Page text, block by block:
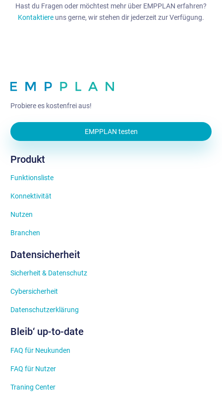
Hast du Fragen oder möchtest mehr über EMPPLAN erfahren?
Kontaktiere uns gerne, wir stehen dir jederzeit zur Verfügung.
Probiere es kostenfrei aus!
EMPPLAN testen
Produkt
Funktionsliste
Konnektivität
Nutzen
Branchen
Datensicherheit
Sicherheit & Datenschutz
Cybersicherheit
Datenschutzerklärung
Bleib‘ up-to-date
FAQ für Neukunden
FAQ für Nutzer
Traning Center